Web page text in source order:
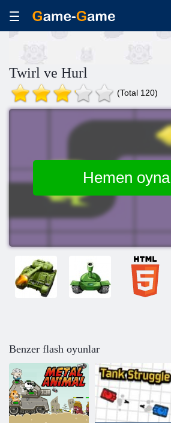
Twirl ve Hurl
(Total 120)
Hemen oyna
Benzer flash oyunlar